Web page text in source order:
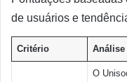
de usuários e
Critério Análise
O